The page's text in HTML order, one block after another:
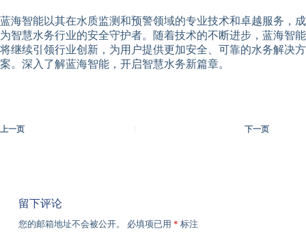
蓝海智能以其在水质监测和预警领域的专业技术和卓越服务，成
为智慧水务行业的安全守护者。随着技术的不断进步，蓝海智能
将继续引领行业创新，为用户提供更加安全、可靠的水务解决方
案。深入了解蓝海智能，开启智慧水务新篇章。
上一页 下一页
留下评论
您的邮箱地址不会被公开。 必填项已用 * 标注